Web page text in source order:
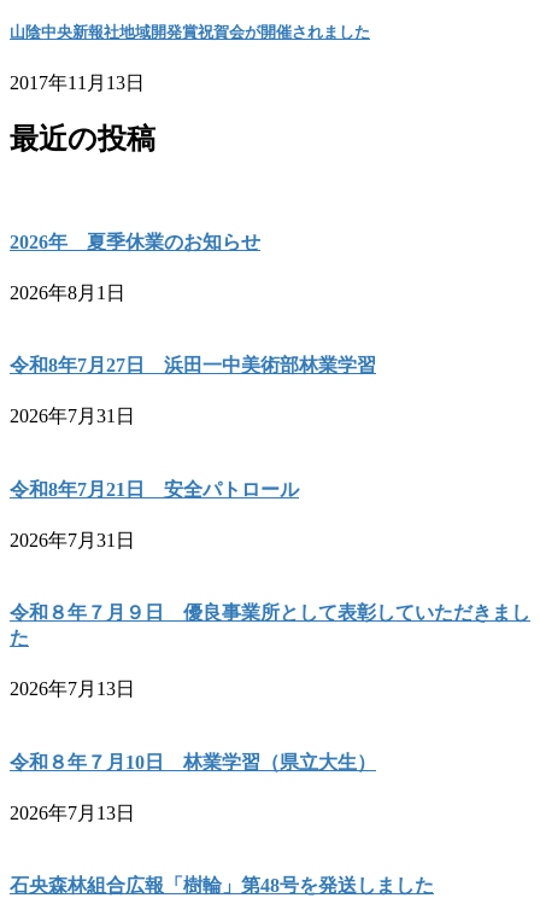
山陰中央新報社地域開発賞祝賀会が開催されました
2017年11月13日
最近の投稿
2026年 夏季休業のお知らせ
2026年8月1日
令和8年7月27日 浜田一中美術部林業学習
2026年7月31日
令和8年7月21日 安全パトロール
2026年7月31日
令和８年７月９日 優良事業所として表彰していただきまし
た
2026年7月13日
令和８年７月10日 林業学習（県立大生）
2026年7月13日
石央森林組合広報「樹輪」第48号を発送しました